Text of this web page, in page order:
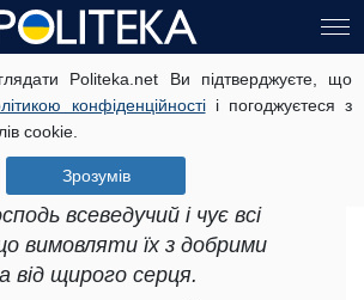
Politeka.net Ви підтверджуєте, що
конфіденційностіі погоджуєтеся з
cookie.
Зрозумів
про здоров'я:
їх, щоб позбутися недуг
завжди звертаються до
про допомогу. Християни
всеведучий і чує всі
вимовляти їх з добрими
від щирого серця.